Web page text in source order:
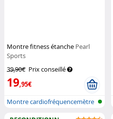
Montre fitness étanche Pearl
Sports
39,90€ Prix conseillé
19,95€
Montre cardiofréquencemètre